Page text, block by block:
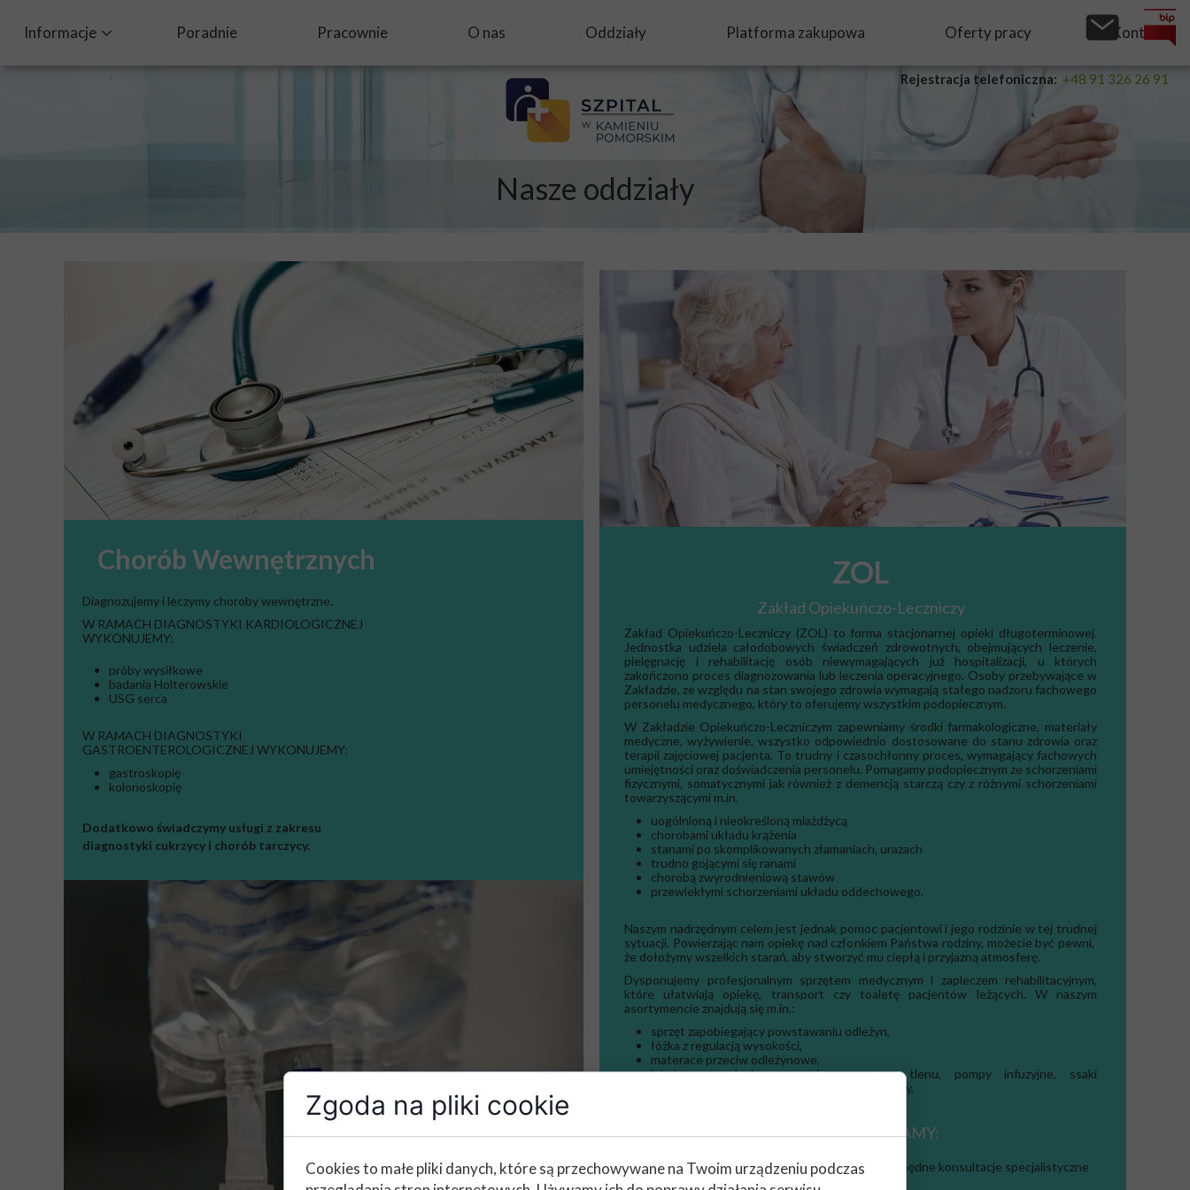
Nasze oddziały
Rejestracja telefoniczna: +48 91 326 26 91
Informacje
Ochrona Danych Osobowych
Poradnie Pracownie O nas Oddziały Platforma zakupowa Oferty pracy Kontakt
ZOL
Zakład Opiekuńczo-Leczniczy
Zakład Opiekuńczo-Leczniczy (ZOL) to forma stacjonarnej opieki długoterminowej.
Jednostka udziela całodobowych świadczeń zdrowotnych, obejmujących leczenie,
pielęgnację i rehabilitację osób niewymagających już hospitalizacji, u których
zakończono proces diagnozowania lub leczenia operacyjnego. Osoby przebywające w
Zakładzie, ze względu na stan swojego zdrowia wymagają stałego nadzoru fachowego
personelu medycznego, który to oferujemy wszystkim podopiecznym.
W Zakładzie Opiekuńczo-Leczniczym zapewniamy środki farmakologiczne, materiały
medyczne, wyżywienie, wszystko odpowiednio dostosowane do stanu zdrowia oraz
terapii zajęciowej pacjenta. To trudny i czasochłonny proces, wymagający fachowych
umiejętności oraz doświadczenia personelu. Pomagamy podopiecznym ze schorzeniami
fizycznymi, somatycznymi jak również z demencją starczą czy z różnymi schorzeniami
towarzyszącymi m.in.
uogólnioną i nieokreśloną miażdżycą
chorobami układu krążenia
stanami po skomplikowanych złamaniach, urazach
trudno gojącymi się ranami
chorobą zwyrodnieniową stawów
przewlekłymi schorzeniami układu oddechowego.
Naszym nadrzędnym celem jest jednak pomoc pacjentowi i jego rodzinie w tej trudnej
sytuacji. Powierzając nam opiekę nad członkiem Państwa rodziny, możecie być pewni,
że dołożymy wszelkich starań, aby stworzyć mu ciepłą i przyjazną atmosferę.
Dysponujemy profesjonalnym sprzętem medycznym i zapleczem rehabilitacyjnym,
które ułatwiają opiekę, transport czy toaletę pacjentów leżących. W naszym
asortymencie znajdują się m.in.:
sprzęt zapobiegający powstawaniu odleżyn,
łóżka z regulacją wysokości,
materace przeciw odleżynowe,
inhalatory, pulsoksymetry, koncentratory tlenu, pompy infuzyjne, ssaki
elektryczne, gleukometry, sprzęt rehabilitacyjny,
NASZYM PODOPIECZNYM ZAPEWNIAMY:
opiekę lekarską, opiekę pielęgniarską oraz niezbędne konsultacje specjalistyczne
leczenie farmakologiczne
Chorób Wewnętrznych
Diagnozujemy i leczymy choroby wewnętrzne.
W RAMACH DIAGNOSTYKI KARDIOLOGICZNEJ
WYKONUJEMY:
próby wysiłkowe
badania Holterowskie
USG serca
W RAMACH DIAGNOSTYKI
GASTROENTEROLOGICZNEJ WYKONUJEMY:
gastroskopię
kolonoskopię
Dodatkowo świadczymy usługi z zakresu
diagnostyki cukrzycy i chorób tarczycy.
Zgoda na pliki cookie
Cookies to małe pliki danych, które są przechowywane na Twoim urządzeniu podczas